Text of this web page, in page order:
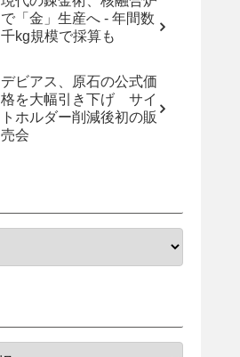
で「金」生産へ - 年間数
千kg規模で採算も
デビアス、原石の公式価
格を大幅引き下げ サイ
トホルダー削減後初の販
売会